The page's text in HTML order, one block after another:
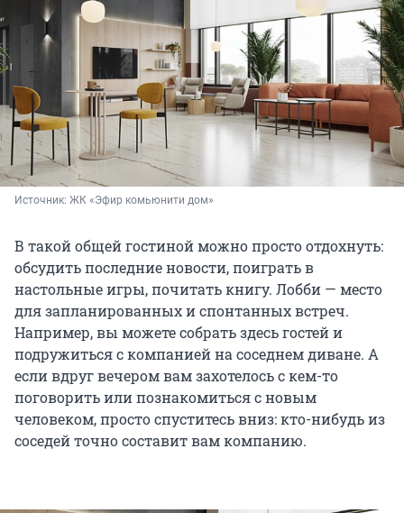
Источник: ЖК «Эфир комьюнити дом»
В такой общей гостиной можно просто отдохнуть:
обсудить последние новости, поиграть в
настольные игры, почитать книгу. Лобби — место
для запланированных и спонтанных встреч.
Например, вы можете собрать здесь гостей и
подружиться с компанией на соседнем диване. А
если вдруг вечером вам захотелось с кем-то
поговорить или познакомиться с новым
человеком, просто спуститесь вниз: кто-нибудь из
соседей точно составит вам компанию.